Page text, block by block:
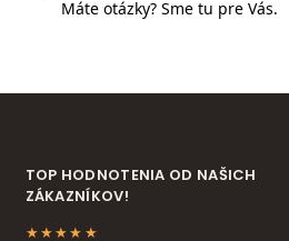
Máte otázky? Sme tu pre Vás.
TOP HODNOTENIA OD NAŠICH
ZÁKAZNÍKOV!
★★★★★